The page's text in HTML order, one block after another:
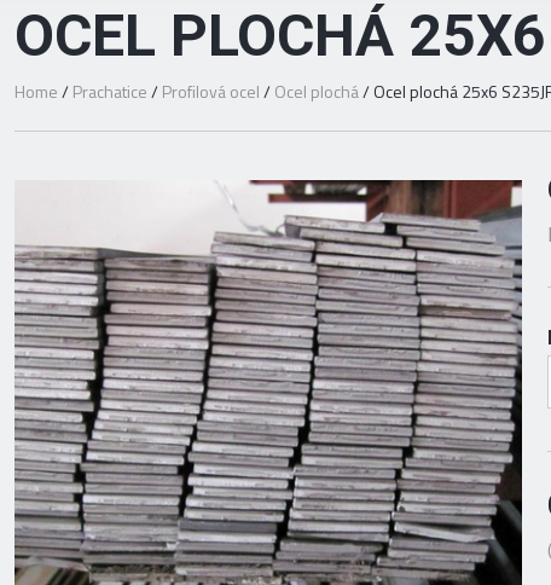
OCEL PLOCHÁ
Home/ Prachatice/ Profilová ocel/ Ocel plochá/ Ocel plochá 25x6